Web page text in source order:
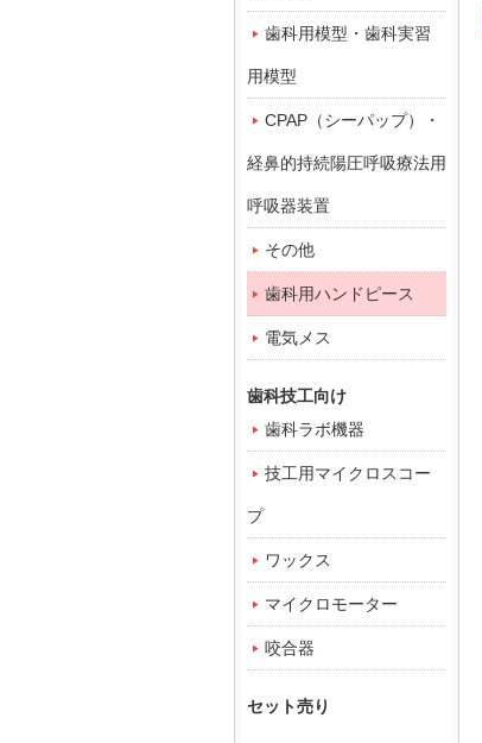
歯科用模型・歯科実習
用模型
CPAP（シーパップ）・
経鼻的持続陽圧呼吸療法用
呼吸器装置
その他
歯科用ハンドピース
電気メス
歯科技工向け
歯科ラボ機器
技工用マイクロスコー
プ
ワックス
マイクロモーター
咬合器
セット売り